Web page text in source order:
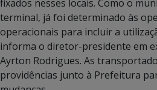
fixados nesses locais. Como o
terminal, já foi determinado às
operacionais para incluir a
informa o diretor-presidente em
Ayrton Rodrigues. As
providências junto à Prefeitura